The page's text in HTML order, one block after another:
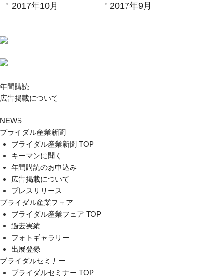
2017年10月 2017年9月
年間購読
広告掲載について
NEWS
ブライダル産業新聞
ブライダル産業新聞 TOP
キーマンに聞く
年間購読のお申込み
広告掲載について
プレスリリース
ブライダル産業フェア
ブライダル産業フェア TOP
過去実績
フォトギャラリー
出展登録
ブライダルセミナー
ブライダルセミナー TOP